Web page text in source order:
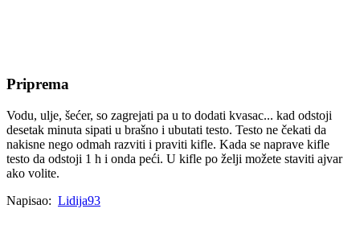
Priprema
Vodu, ulje, šećer, so zagrejati pa u to dodati kvasac... kad odstoji
desetak minuta sipati u brašno i ubutati testo. Testo ne čekati da
nakisne nego odmah razviti i praviti kifle. Kada se naprave kifle
testo da odstoji 1 h i onda peći. U kifle po želji možete staviti ajvar
ako volite.
Napisao: Lidija93